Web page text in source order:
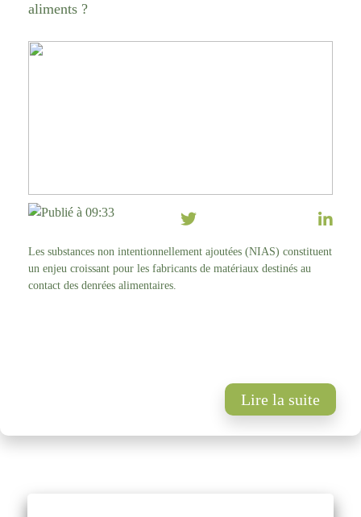
aliments ?
Publié à 09:33
Les substances non intentionnellement ajoutées (NIAS) constituent
un enjeu croissant pour les fabricants de matériaux destinés au
contact des denrées alimentaires.
Lire la suite